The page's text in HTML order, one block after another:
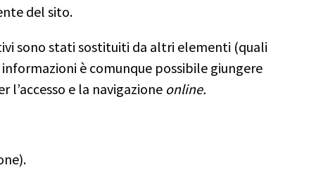
del sito.
sono stati sostituiti da altri elementi (quali
è comunque possibile giungere
e la navigazione online.